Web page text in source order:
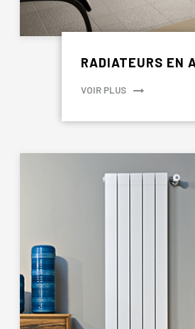
RADIATEURS EN
VOIR PLUS